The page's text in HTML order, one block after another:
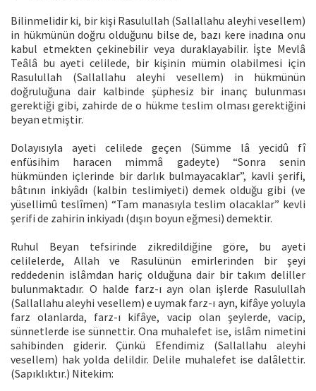
Bilinmelidir ki, bir kişi Rasulullah (Sallallahu aleyhi vesellem)
in hükmünün doğru olduğunu bilse de, bazı kere inadına onu
kabul etmekten çekinebilir veya duraklayabilir. İşte Mevlâ
Teâlâ bu ayeti celilede, bir kişinin mümin olabilmesi için
Rasulullah (Sallallahu aleyhi vesellem) in hükmünün
doğruluğuna dair kalbinde şüphesiz bir inanç bulunması
gerektiği gibi, zahirde de o hükme teslim olması gerektiğini
beyan etmiştir.
Dolayısıyla ayeti celilede geçen (Sümme lâ yecidû fî
enfüsihim haracen mimmâ gadeyte) “Sonra senin
hükmünden içlerinde bir darlık bulmayacaklar”, kavli şerifi,
bâtının inkiyâdı (kalbin teslimiyeti) demek olduğu gibi (ve
yüsellimû teslîmen) “Tam manasıyla teslim olacaklar” kevli
şerifi de zahirin inkiyadı (dışın boyun eğmesi) demektir.
Ruhul Beyan tefsirinde zikredildiğine göre, bu ayeti
celilelerde, Allah ve Rasulünün emirlerinden bir şeyi
reddedenin islâmdan hariç olduğuna dair bir takım deliller
bulunmaktadır. O halde farz-ı ayn olan işlerde Rasulullah
(Sallallahu aleyhi vesellem) e uymak farz-ı ayn, kifâye yoluyla
farz olanlarda, farz-ı kifâye, vacip olan şeylerde, vacip,
sünnetlerde ise sünnettir. Ona muhalefet ise, islâm nimetini
sahibinden giderir. Çünkü Efendimiz (Sallallahu aleyhi
vesellem) hak yolda delildir. Delile muhalefet ise dalâlettir.
(Sapıklıktır.) Nitekim: